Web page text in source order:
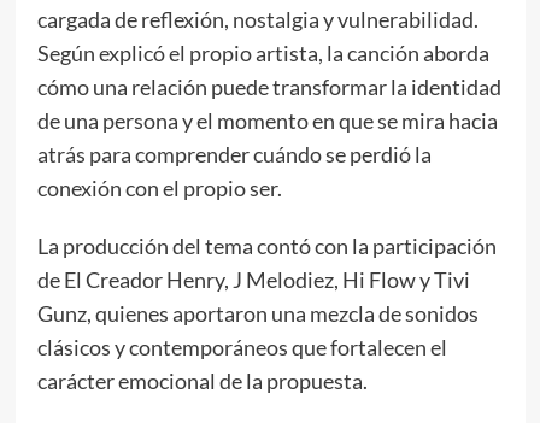
cargada de reflexión, nostalgia y vulnerabilidad.
Según explicó el propio artista, la canción aborda
cómo una relación puede transformar la identidad
de una persona y el momento en que se mira hacia
atrás para comprender cuándo se perdió la
conexión con el propio ser.
La producción del tema contó con la participación
de El Creador Henry, J Melodiez, Hi Flow y Tivi
Gunz, quienes aportaron una mezcla de sonidos
clásicos y contemporáneos que fortalecen el
carácter emocional de la propuesta.